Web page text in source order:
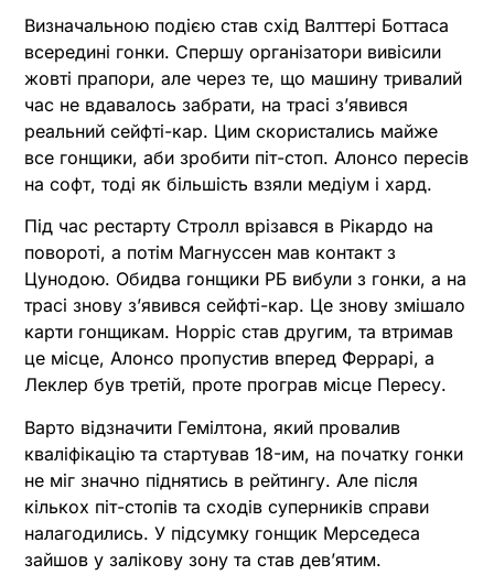
Визначальною подією став схід Валттері Боттаса
всередині гонки. Спершу організатори вивісили
жовті прапори, але через те, що машину тривалий
час не вдавалось забрати, на трасі з’явився
реальний сейфті-кар. Цим скористались майже
все гонщики, аби зробити піт-стоп. Алонсо пересів
на софт, тоді як більшість взяли медіум і хард.
Під час рестарту Стролл врізався в Рікардо на
повороті, а потім Магнуссен мав контакт з
Цунодою. Обидва гонщики РБ вибули з гонки, а на
трасі знову з’явився сейфті-кар. Це знову змішало
карти гонщикам. Норріс став другим, та втримав
це місце, Алонсо пропустив вперед Феррарі, а
Леклер був третій, проте програв місце Пересу.
Варто відзначити Гемілтона, який провалив
кваліфікацію та стартував 18-им, на початку гонки
не міг значно піднятись в рейтингу. Але після
кількох піт-стопів та сходів суперників справи
налагодились. У підсумку гонщик Мерседеса
зайшов у залікову зону та став дев’ятим.